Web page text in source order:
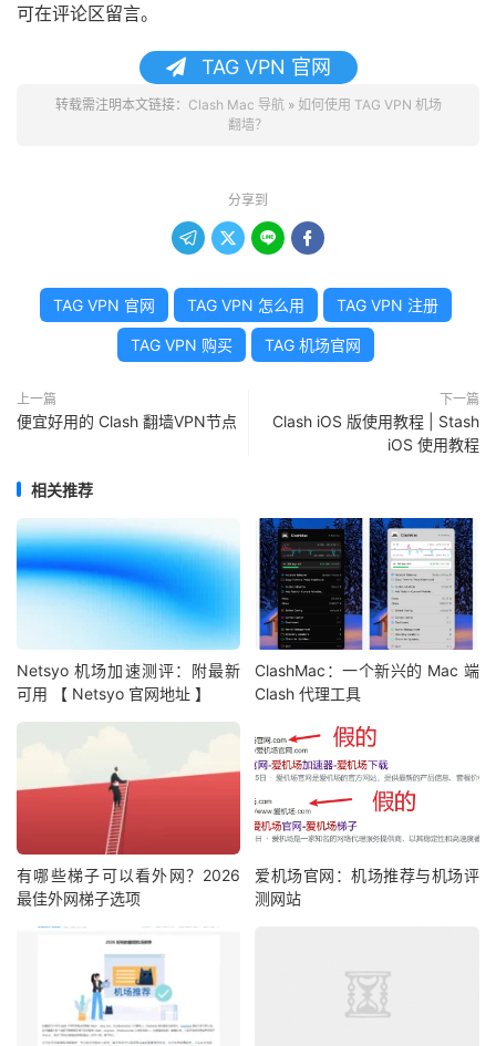
可在评论区留言。
TAG VPN 官网
转载需注明本文链接： Clash Mac 导航» 如何使用 TAG VPN 机场
翻墙？
分享到
   
TAG VPN 官网 TAG VPN 怎么用 TAG VPN 注册
TAG VPN 购买 TAG 机场官网
上一篇
便宜好用的 Clash 翻墙VPN节点
下一篇
Clash iOS 版使用教程 | Stash
iOS 使用教程
相关推荐
Netsyo 机场加速测评：附最新
可用 【 Netsyo 官网地址 】
ClashMac：一个新兴的 Mac 端
Clash 代理工具
有哪些梯子可以看外网？2026
最佳外网梯子选项
爱机场官网：机场推荐与机场评
测网站